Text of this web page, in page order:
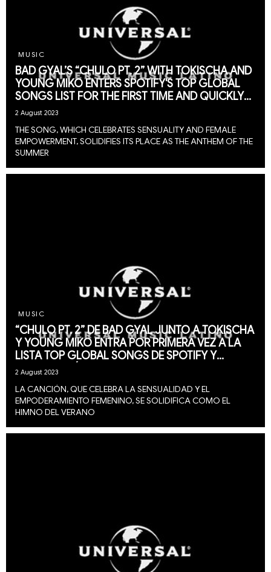
MUSIC
BAD GYAL’S “CHULO PT. 2” WITH TOKISCHA AND
YOUNG MIKO ENTERS SPOTIFY'S TOP GLOBAL
SONGS LIST FOR THE FIRST TIME AND QUICKLY
CLIMBS TO #131
2 August 2023
THE SONG, WHICH CELEBRATES SENSUALITY AND FEMALE
EMPOWERMENT, SOLIDIFIES ITS PLACE AS THE ANTHEM OF THE
SUMMER
MUSIC
“CHULO PT. 2” DE BAD GYAL JUNTO A TOKISCHA
Y YOUNG MIKO ENTRA POR PRIMERA VEZ A LA
LISTA TOP GLOBAL SONGS DE SPOTIFY Y
ASCIENDE RÁPIDAMENTE AL PUESTO #131
2 August 2023
LA CANCIÓN, QUE CELEBRA LA SENSUALIDAD Y EL
EMPODERAMIENTO FEMENINO, SE SOLIDIFICA COMO EL
HIMNO DEL VERANO